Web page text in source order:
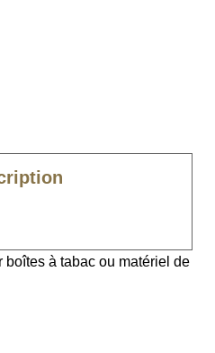
boîtes à tabac ou matériel de